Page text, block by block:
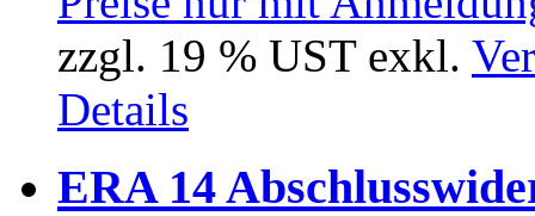
zzgl. 19 % UST exkl.
Details
ERA 14